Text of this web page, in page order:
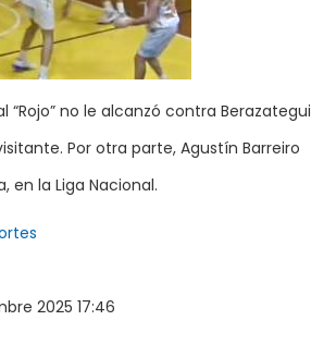
“Rojo” no le alcanzó contra Berazategui
Por otra parte, Agustín Barreiro
en la Liga Nacional.
2025 17:46